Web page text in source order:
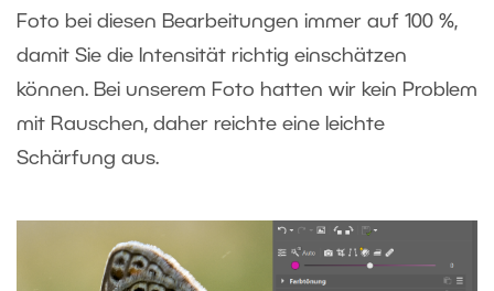
Foto bei diesen Bearbeitungen immer auf 100 %,
damit Sie die Intensität richtig einschätzen
können. Bei unserem Foto hatten wir kein Problem
mit Rauschen, daher reichte eine leichte
Schärfung aus.